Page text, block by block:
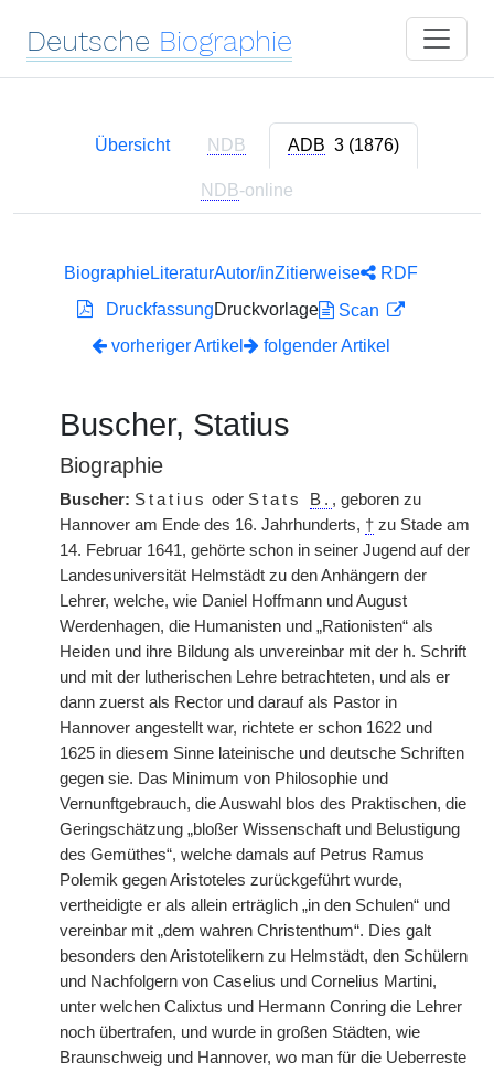
Deutsche Biographie
Übersicht NDB ADB 3 (1876)
NDB-online
BiographieLiteraturAutor/inZitierweise
RDF
DruckfassungDruckvorlage
Scan
vorheriger Artikel
folgender Artikel
Buscher, Statius
Biographie
Buscher: Statius oder Stats B. , geboren zu
Hannover am Ende des 16. Jahrhunderts, † zu Stade am
14. Februar 1641, gehörte schon in seiner Jugend auf der
Landesuniversität Helmstädt zu den Anhängern der
Lehrer, welche, wie Daniel Hoffmann und August
Werdenhagen, die Humanisten und „Rationisten“ als
Heiden und ihre Bildung als unvereinbar mit der h. Schrift
und mit der lutherischen Lehre betrachteten, und als er
dann zuerst als Rector und darauf als Pastor in
Hannover angestellt war, richtete er schon 1622 und
1625 in diesem Sinne lateinische und deutsche Schriften
gegen sie. Das Minimum von Philosophie und
Vernunftgebrauch, die Auswahl blos des Praktischen, die
Geringschätzung „bloßer Wissenschaft und Belustigung
des Gemüthes“, welche damals auf Petrus Ramus
Polemik gegen Aristoteles zurückgeführt wurde,
vertheidigte er als allein erträglich „in den Schulen“ und
vereinbar mit „dem wahren Christenthum“. Dies galt
besonders den Aristotelikern zu Helmstädt, den Schülern
und Nachfolgern von Caselius und Cornelius Martini,
unter welchen Calixtus und Hermann Conring die Lehrer
noch übertrafen, und wurde in großen Städten, wie
Braunschweig und Hannover, wo man für die Ueberreste